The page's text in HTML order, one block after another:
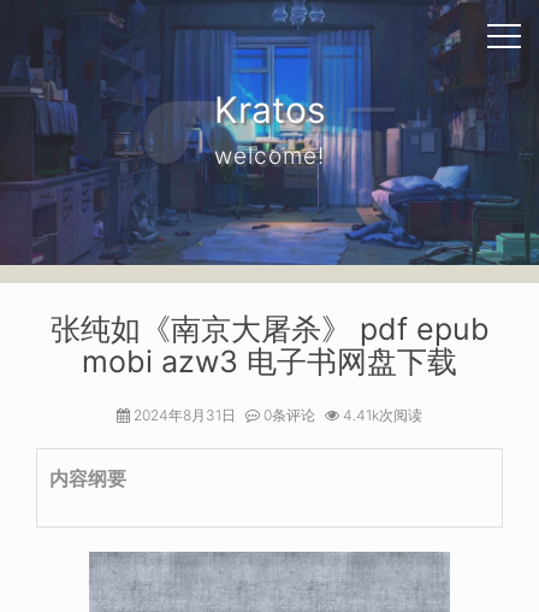
Kratos
welcome!
张纯如《南京大屠杀》 pdf epub
mobi azw3 电子书网盘下载
2024年8月31日 0条评论 4.41k次阅读
内容纲要